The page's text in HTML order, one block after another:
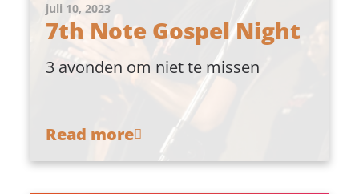
juli 10, 2023
7th Note Gospel Night
3 avonden om niet te missen
Read more